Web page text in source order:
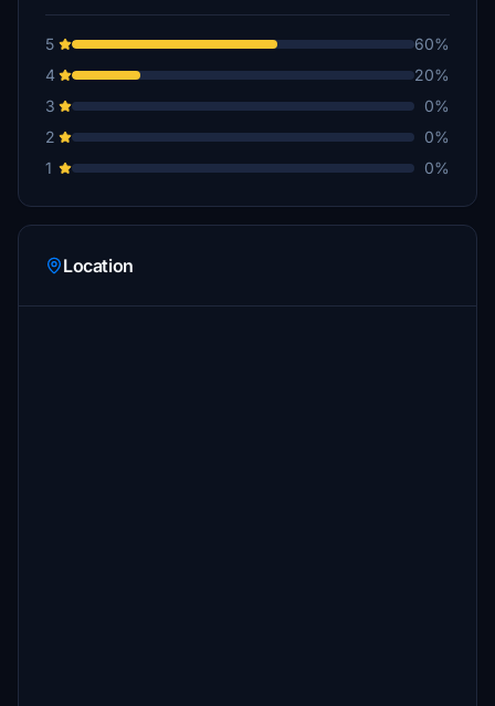
5
60%
4
20%
3
0%
2
0%
1
0%
Location